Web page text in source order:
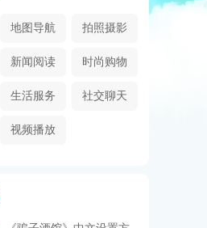
地图导航 拍照摄影
新闻阅读 时尚购物
生活服务 社交聊天
视频播放